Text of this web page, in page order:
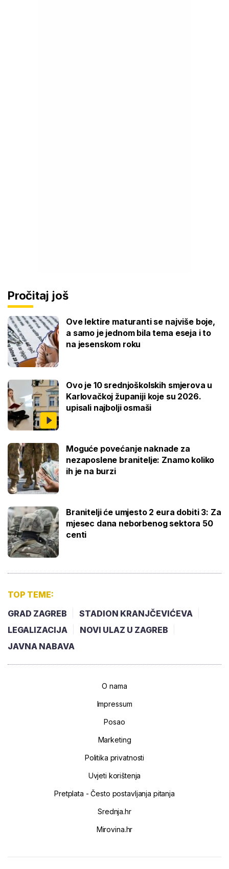
Pročitaj još
Ove lektire maturanti se najviše boje,
a samo je jednom bila tema eseja i to
na jesenskom roku
Ovo je 10 srednjoškolskih smjerova u
Karlovačkoj županiji koje su 2026.
upisali najbolji osmaši
Moguće povećanje naknade za
nezaposlene branitelje: Znamo koliko
ih je na burzi
Branitelji će umjesto 2 eura dobiti 3: Za
mjesec dana neborbenog sektora 50
centi
TOP TEME:
GRAD ZAGREB
STADION KRANJČEVIĆEVA
LEGALIZACIJA
NOVI ULAZ U ZAGREB
JAVNA NABAVA
O nama
Impressum
Posao
Marketing
Politika privatnosti
Uvjeti korištenja
Pretplata - Često postavljanja pitanja
Srednja.hr
Mirovina.hr